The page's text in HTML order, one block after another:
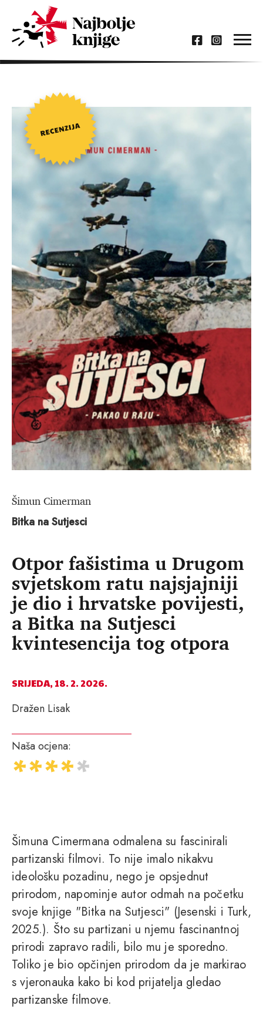
Šimun Cimerman
Bitka na Sutjesci
Otpor fašistima u Drugom
svjetskom ratu najsjajniji
je dio i hrvatske povijesti,
a Bitka na Sutjesci
kvintesencija tog otpora
SRIJEDA, 18. 2. 2026.
Dražen Lisak
Naša ocjena:
Šimuna Cimermana odmalena su fascinirali
partizanski filmovi. To nije imalo nikakvu
ideološku pozadinu, nego je opsjednut
prirodom, napominje autor odmah na početku
svoje knjige "Bitka na Sutjesci" (Jesenski i Turk,
2025.). Što su partizani u njemu fascinantnoj
prirodi zapravo radili, bilo mu je sporedno.
Toliko je bio opčinjen prirodom da je markirao
s vjeronauka kako bi kod prijatelja gledao
partizanske filmove.